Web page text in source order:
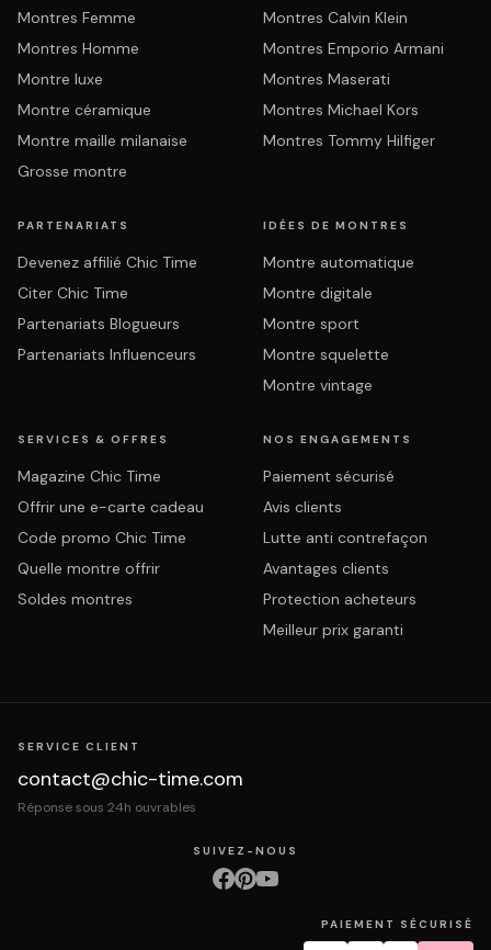
Montres Femme
Montres Homme
Montre luxe
Montre céramique
Montre maille milanaise
Grosse montre
Montres Calvin Klein
Montres Emporio Armani
Montres Maserati
Montres Michael Kors
Montres Tommy Hilfiger
PARTENARIATS
Devenez affilié Chic Time
Citer Chic Time
Partenariats Blogueurs
Partenariats Influenceurs
IDÉES DE MONTRES
Montre automatique
Montre digitale
Montre sport
Montre squelette
Montre vintage
SERVICES & OFFRES
Magazine Chic Time
Offrir une e-carte cadeau
Code promo Chic Time
Quelle montre offrir
Soldes montres
NOS ENGAGEMENTS
Paiement sécurisé
Avis clients
Lutte anti contrefaçon
Avantages clients
Protection acheteurs
Meilleur prix garanti
SERVICE CLIENT
contact@chic-time.com
Réponse sous 24h ouvrables
SUIVEZ-NOUS
PAIEMENT SÉCURISÉ